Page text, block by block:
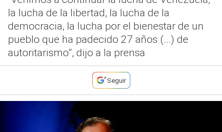
la lucha de la libertad, la lucha de la
democracia, la lucha por el bienestar de un
pueblo que ha padecido 27 años (...) de
autoritarismo”, dijo a la prensa
Seguir